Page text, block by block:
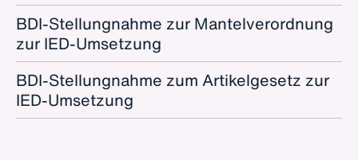
BDI-Stellungnahme zur Mantelverordnung
zur IED-Umsetzung
BDI-Stellungnahme zum Artikelgesetz zur
IED-Umsetzung